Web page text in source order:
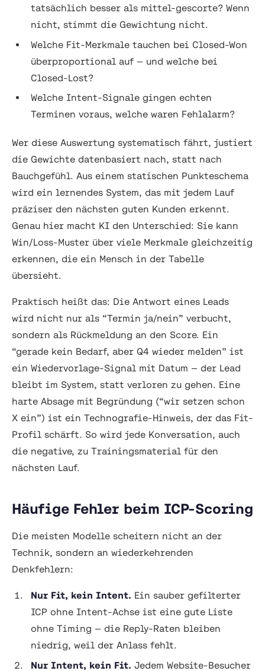
tatsächlich besser als mittel-gescorte? Wenn
nicht, stimmt die Gewichtung nicht.
Welche Fit-Merkmale tauchen bei Closed-Won
überproportional auf — und welche bei
Closed-Lost?
Welche Intent-Signale gingen echten
Terminen voraus, welche waren Fehlalarm?
Wer diese Auswertung systematisch fährt, justiert
die Gewichte datenbasiert nach, statt nach
Bauchgefühl. Aus einem statischen Punkteschema
wird ein lernendes System, das mit jedem Lauf
präziser den nächsten guten Kunden erkennt.
Genau hier macht KI den Unterschied: Sie kann
Win/Loss-Muster über viele Merkmale gleichzeitig
erkennen, die ein Mensch in der Tabelle
übersieht.
Praktisch heißt das: Die Antwort eines Leads
wird nicht nur als “Termin ja/nein” verbucht,
sondern als Rückmeldung an den Score. Ein
“gerade kein Bedarf, aber Q4 wieder melden” ist
ein Wiedervorlage-Signal mit Datum — der Lead
bleibt im System, statt verloren zu gehen. Eine
harte Absage mit Begründung (“wir setzen schon
X ein”) ist ein Technografie-Hinweis, der das Fit-
Profil schärft. So wird jede Konversation, auch
die negative, zu Trainingsmaterial für den
nächsten Lauf.
Häufige Fehler beim ICP-Scoring
Die meisten Modelle scheitern nicht an der
Technik, sondern an wiederkehrenden
Denkfehlern:
Nur Fit, kein Intent. Ein sauber gefilterter
ICP ohne Intent-Achse ist eine gute Liste
ohne Timing — die Reply-Raten bleiben
niedrig, weil der Anlass fehlt.
Nur Intent, kein Fit. Jedem Website-Besucher